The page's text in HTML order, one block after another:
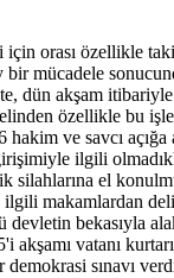
orası özellikle
mücadele
dün akşam
özellikle bu
ve savcı
ilgili
el
makamlardan
bekasıyla
vatanı
sınavı